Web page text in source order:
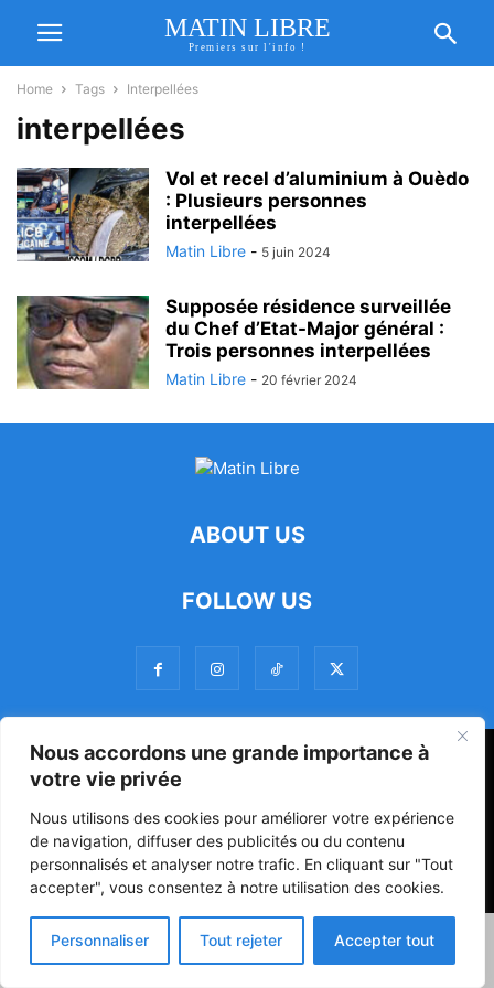
Nous accordons une grande importance à
votre vie privée
Nous utilisons des cookies pour améliorer votre expérience
de navigation, diffuser des publicités ou du contenu
personnalisés et analyser notre trafic. En cliquant sur "Tout
accepter", vous consentez à notre utilisation des cookies.
Personnaliser Tout rejeter Accepter tout
MATIN LIBRE
Premiers sur l'info !
Home Tags Interpellées
interpellées
Vol et recel d’aluminium à Ouèdo
: Plusieurs personnes
interpellées
Matin Libre - 5 juin 2024
Supposée résidence surveillée
du Chef d’Etat-Major général :
Trois personnes interpellées
Matin Libre - 20 février 2024
ABOUT US
FOLLOW US
47ᵉ Assemblée Mondiale sur la Protection de la Vie Privée: Me
Luciano Hounkponou représente le Bénin à Séoul
Politique Société Culture
© Powered by digitXplus Francophone